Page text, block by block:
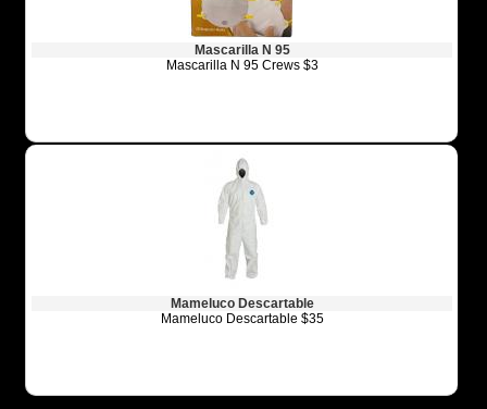
Mascarilla N 95
Mascarilla N 95 Crews $3
Mameluco Descartable
Mameluco Descartable $35